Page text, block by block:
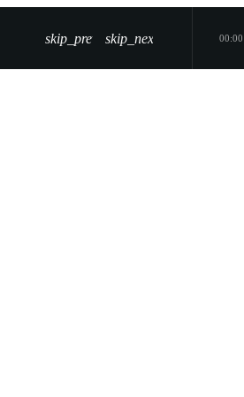
skip_previousskip_next 00:00